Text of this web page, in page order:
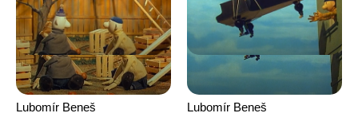
Lubomír Beneš Lubomír Beneš